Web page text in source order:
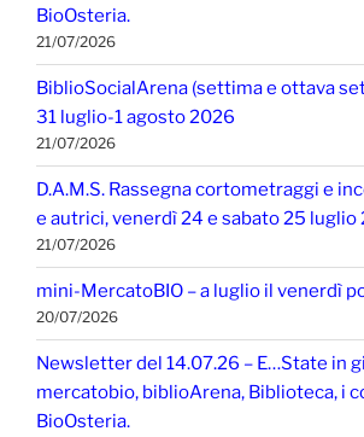
BioOsteria.
21/07/2026
BiblioSocialArena (settima e ottava
31 luglio-1 agosto 2026
21/07/2026
D.A.M.S. Rassegna cortometraggi e
e autrici, venerdì 24 e sabato 25 luglio
21/07/2026
mini-MercatoBIO – a luglio il venerdì
20/07/2026
Newsletter del 14.07.26 – E…State in
mercatobio, biblioArena, Biblioteca, i
BioOsteria.